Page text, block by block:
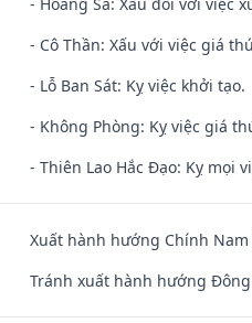
- Cô Thần: Xấu với việc giá
- Lỗ Ban Sát: Kỵ việc khởi tạo.
- Không Phòng: Kỵ việc giá
- Thiên Lao Hắc Đạo: Kỵ mọi
Xuất hành hướng Chính
Tránh xuất hành hướng Đông